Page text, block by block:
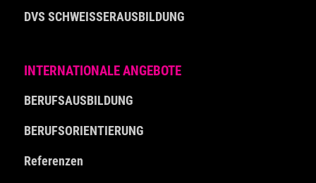
DVS SCHWEISSERAUSBILDUNG
INTERNATIONALE ANGEBOTE
BERUFSAUSBILDUNG
BERUFSORIENTIERUNG
Referenzen